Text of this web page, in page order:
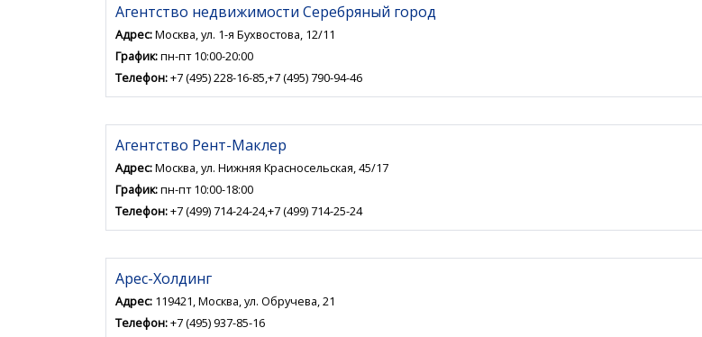
Агентство недвижимости Серебряный город
Адрес:Москва, ул. 1-я Бухвостова, 12/11
График:пн-пт 10:00-20:00
Телефон:+7 (495) 228-16-85,+7 (495) 790-94-46
Агентство Рент-Маклер
Адрес:Москва, ул. Нижняя Красносельская, 45/17
График:пн-пт 10:00-18:00
Телефон:+7 (499) 714-24-24,+7 (499) 714-25-24
Арес-Холдинг
Адрес: 119421, Москва, ул. Обручева, 21
Телефон:+7 (495) 937-85-16